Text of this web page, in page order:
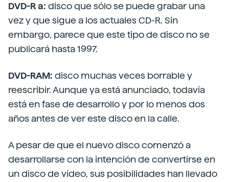
DVD-R a: disco que sólo se puede grabar una
vez y que sigue a los actuales CD-R. Sin
embargo, parece que este tipo de disco no se
publicará hasta 1997.
DVD-RAM: disco muchas veces borrable y
reescribir. Aunque ya está anunciado, todavía
está en fase de desarrollo y por lo menos dos
años antes de ver este disco en la calle.
A pesar de que el nuevo disco comenzó a
desarrollarse con la intención de convertirse en
un disco de vídeo, sus posibilidades han llevado